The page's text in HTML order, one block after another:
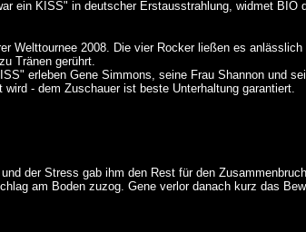
ein KISS" in deutscher Erstausstrahlung, widmet
Welttournee 2008. Die vier Rocker ließen es
Tränen gerührt.
erleben Gene Simmons, seine Frau Shannon und
- dem Zuschauer ist beste Unterhaltung garantiert.
der Stress gab ihm den Rest für den
am Boden zuzog. Gene verlor danach kurz das